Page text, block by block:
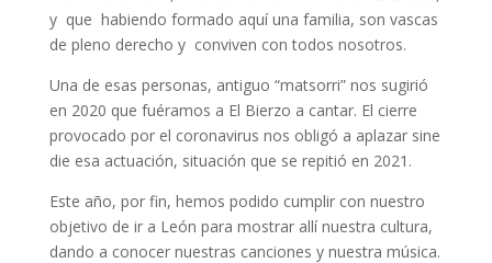
y que habiendo formado aquí una familia, son vascas
de pleno derecho y conviven con todos nosotros.
Una de esas personas, antiguo “matsorri” nos sugirió
en 2020 que fuéramos a El Bierzo a cantar. El cierre
provocado por el coronavirus nos obligó a aplazar sine
die esa actuación, situación que se repitió en 2021.
Este año, por fin, hemos podido cumplir con nuestro
objetivo de ir a León para mostrar allí nuestra cultura,
dando a conocer nuestras canciones y nuestra música.